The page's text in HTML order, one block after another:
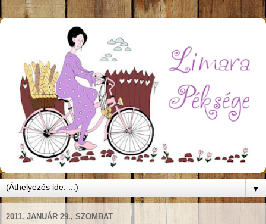
▼
2011. JANUÁR 29., SZOMBAT